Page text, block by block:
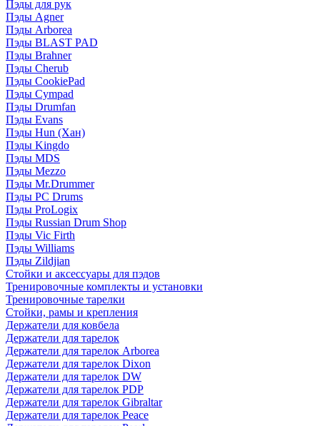
Пэды для рук
Пэды Agner
Пэды Arborea
Пэды BLAST PAD
Пэды Brahner
Пэды Cherub
Пэды CookiePad
Пэды Cympad
Пэды Drumfan
Пэды Evans
Пэды Hun (Хан)
Пэды Kingdo
Пэды MDS
Пэды Mezzo
Пэды Mr.Drummer
Пэды PC Drums
Пэды ProLogix
Пэды Russian Drum Shop
Пэды Vic Firth
Пэды Williams
Пэды Zildjian
Стойки и аксессуары для пэдов
Тренировочные комплекты и установки
Тренировочные тарелки
Стойки, рамы и крепления
Держатели для ковбела
Держатели для тарелок
Держатели для тарелок Arborea
Держатели для тарелок Dixon
Держатели для тарелок DW
Держатели для тарелок PDP
Держатели для тарелок Gibraltar
Держатели для тарелок Peace